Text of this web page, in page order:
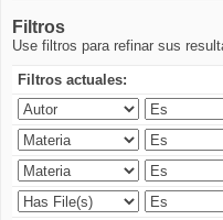
Filtros
Use filtros para refinar sus
Filtros actuales: